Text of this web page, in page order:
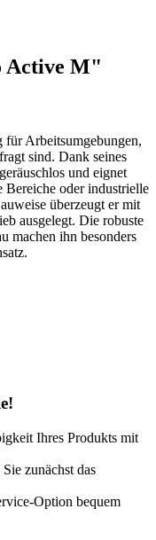
Active M"
Arbeitsumgebungen,
sind. Dank seines
und eignet
Bereiche oder industrielle
überzeugt er mit
ausgelegt. Die robuste
machen ihn besonders
Ihres Produkts mit
zunächst das
Option bequem